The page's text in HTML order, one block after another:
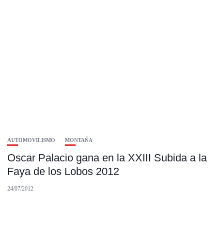
AUTOMOVILISMO MONTAÑA
Oscar Palacio gana en la XXIII Subida a la
Faya de los Lobos 2012
24/07/2012